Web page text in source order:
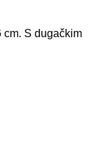
S dugačkim